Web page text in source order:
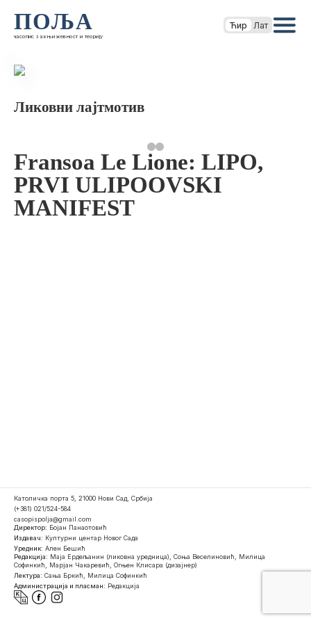
ПОЉА
часопис за књижевност и теорију
Ћир Лат
Ликовни лајтмотив
Fransoa Le Lione: LIPO,
PRVI ULIPOOVSKI
MANIFEST
Католичка порта 5, 21000 Нови Сад, Србија
(+381) 021/524-584
casopispolja@gmail.com
Директор: Бојан Панаотовић
Издавач: Културни центар Новог Сада
Уредник: Ален Бешић
Редакција: Маја Ердељанин (ликовна уредница), Соња Веселиновић, Милица
Софинкић, Марјан Чакаревић, Огњен Клисара (дизајнер)
Лектура: Сања Бркић, Милица Софинкић
Администрација и пласман: Редакција